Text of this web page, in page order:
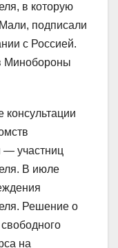
в которую
подписали
с Россией.
Минобороны
— участниц
В июле
Решение о
на